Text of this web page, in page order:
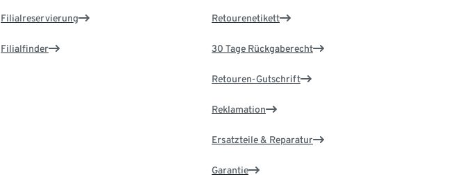
Filialreservierung
Filialfinder
Retourenetikett
30 Tage Rückgaberecht
Retouren-Gutschrift
Reklamation
Ersatzteile & Reparatur
Garantie